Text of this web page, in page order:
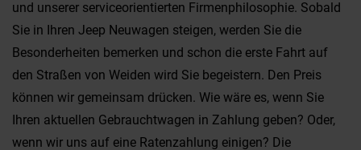
und unserer serviceorientierten Firmenphilosophie. Sobald
Sie in Ihren Jeep Neuwagen steigen, werden Sie die
Besonderheiten bemerken und schon die erste Fahrt auf
den Straßen von Weiden wird Sie begeistern. Den Preis
können wir gemeinsam drücken. Wie wäre es, wenn Sie
Ihren aktuellen Gebrauchtwagen in Zahlung geben? Oder,
wenn wir uns auf eine Ratenzahlung einigen? Die